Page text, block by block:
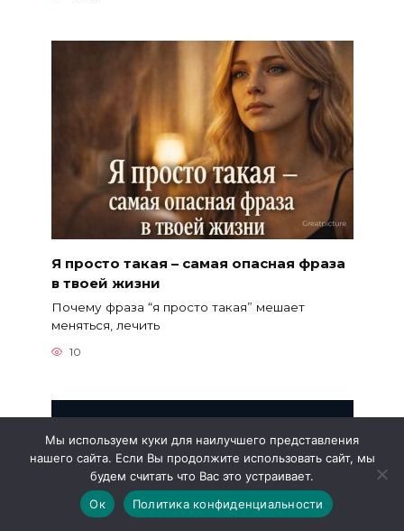
Я просто такая – самая опасная фраза
в твоей жизни
Почему фраза “я просто такая” мешает
меняться, лечить
10
Мы используем куки для наилучшего представления
нашего сайта. Если Вы продолжите использовать сайт, мы
будем считать что Вас это устраивает.
Ок
Политика конфиденциальности